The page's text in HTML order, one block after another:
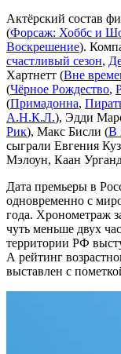
Актёрский состав
(Форсаж: Хоббс и
Воскрешение).
счастливый сезон,
Хартнетт (Вне
(Чёрное Рождество,
(Примадонна,
А.Н.К.Л.), Эдди
Рик), Макс Бисли (В
сыграли Евгения
Мэлоун, Каан
Дата премьеры в
одновременно с
года. Хронометраж
чуть меньше двух
территории РФ
А рейтинг
выставлен с